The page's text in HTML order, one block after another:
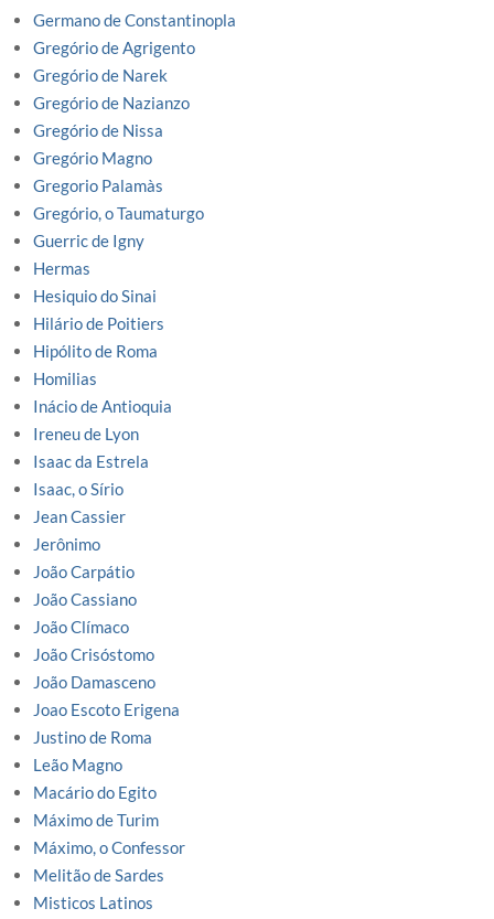
Germano de Constantinopla
Gregório de Agrigento
Gregório de Narek
Gregório de Nazianzo
Gregório de Nissa
Gregório Magno
Gregorio Palamàs
Gregório, o Taumaturgo
Guerric de Igny
Hermas
Hesiquio do Sinai
Hilário de Poitiers
Hipólito de Roma
Homilias
Inácio de Antioquia
Ireneu de Lyon
Isaac da Estrela
Isaac, o Sírio
Jean Cassier
Jerônimo
João Carpátio
João Cassiano
João Clímaco
João Crisóstomo
João Damasceno
Joao Escoto Erigena
Justino de Roma
Leão Magno
Macário do Egito
Máximo de Turim
Máximo, o Confessor
Melitão de Sardes
Misticos Latinos